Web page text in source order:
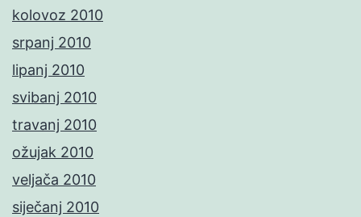
kolovoz 2010
srpanj 2010
lipanj 2010
svibanj 2010
travanj 2010
ožujak 2010
veljača 2010
siječanj 2010